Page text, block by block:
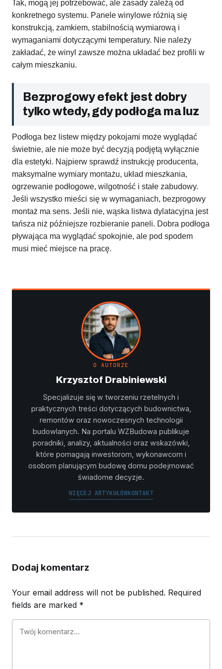
Tak, mogą jej potrzebować, ale zasady zależą od
konkretnego systemu. Panele winylowe różnią się
konstrukcją, zamkiem, stabilnością wymiarową i
wymaganiami dotyczącymi temperatury. Nie należy
zakładać, że winyl zawsze można układać bez profili w
całym mieszkaniu.
Bezprogowy efekt jest dobry
tylko wtedy, gdy podłoga ma luz
Podłoga bez listew między pokojami może wyglądać
świetnie, ale nie może być decyzją podjętą wyłącznie
dla estetyki. Najpierw sprawdź instrukcję producenta,
maksymalne wymiary montażu, układ mieszkania,
ogrzewanie podłogowe, wilgotność i stałe zabudowy.
Jeśli wszystko mieści się w wymaganiach, bezprogowy
montaż ma sens. Jeśli nie, wąska listwa dylatacyjna jest
tańsza niż późniejsze rozbieranie paneli. Dobra podłoga
pływająca ma wyglądać spokojnie, ale pod spodem
musi mieć miejsce na pracę.
O AUTORZE
Krzysztof Drabiniewski
Specjalizuje się w tworzeniu rzetelnych i
praktycznych treści dotyczących budownictwa,
remontów oraz nowoczesnych technologii
budowlanych. Na portalu WZBudowa publikuje
poradniki, analizy, aktualności oraz wskazówki,
które pomagają inwestorom, wykonawcom i
osobom planującym budowę domu podejmować
świadome decyzje.
WIĘCEJ ARTYKUŁÓWKONTAKT
Dodaj komentarz
Your email address will not be published. Required
fields are marked *